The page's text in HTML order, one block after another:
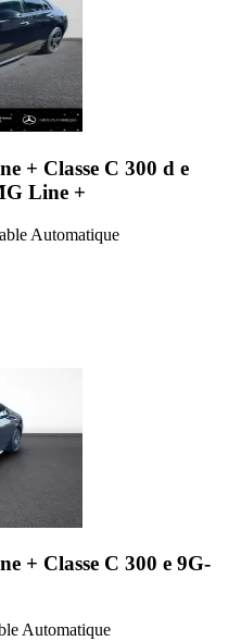
+ Classe C 300 d e
Line +
Automatique
+ Classe C 300 e 9G-
Automatique